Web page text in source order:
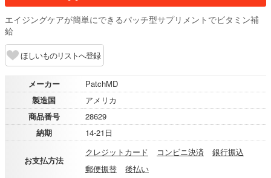
エイジングケアが簡単にできるパッチ型サプリメントでビタミン補
給
ほしいものリストへ登録
メーカー
PatchMD
製造国
アメリカ
商品番号
28629
納期
14-21日
お支払方法
クレジットカード コンビニ決済
銀行振込
郵便振替
後払い